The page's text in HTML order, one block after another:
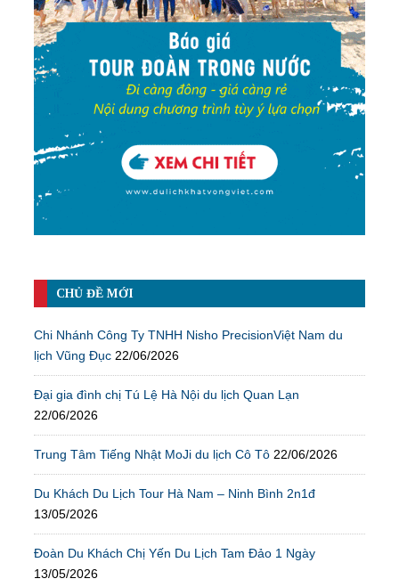
CHỦ ĐỀ MỚI
Chi Nhánh Công Ty TNHH Nisho PrecisionViệt Nam du
lịch Vũng Đục 22/06/2026
Đại gia đình chị Tú Lệ Hà Nội du lịch Quan Lạn
22/06/2026
Trung Tâm Tiếng Nhật MoJi du lịch Cô Tô 22/06/2026
Du Khách Du Lịch Tour Hà Nam – Ninh Bình 2n1đ
13/05/2026
Đoàn Du Khách Chị Yến Du Lịch Tam Đảo 1 Ngày
13/05/2026